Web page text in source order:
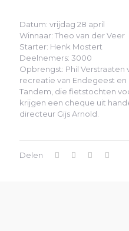
Datum: vrijdag 28 april
Winnaar: Theo van der Veer
Starter: Henk Mostert
Deelnemers: 3000
Opbrengst: Phil Verstraaten
recreatie van Endegeest
Tandem, die fietstochten
krijgen een cheque uit
directeur Gijs Arnold.
Delen